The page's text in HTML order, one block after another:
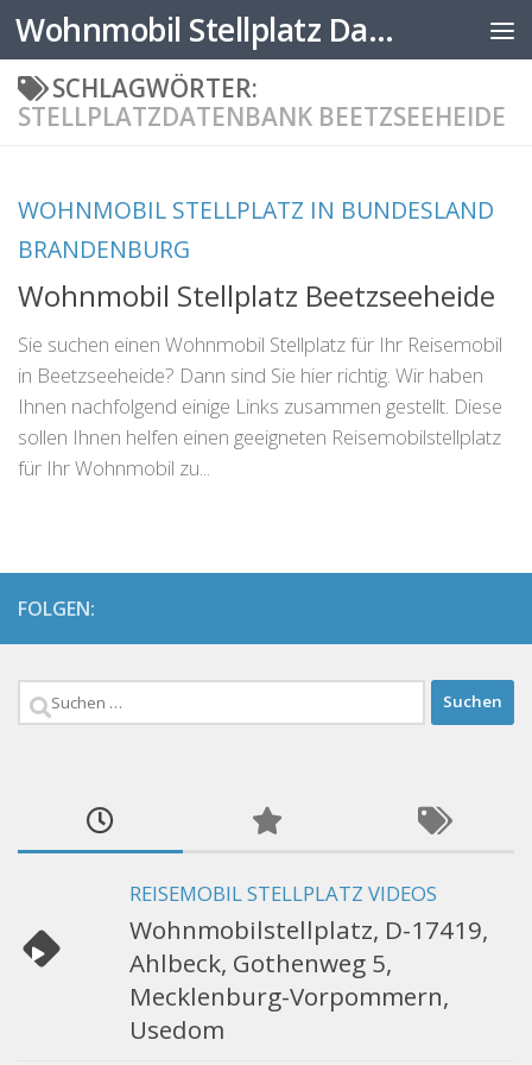
Zum Inhalt springen Wohnmobil Stellplatz Datenbank
SCHLAGWÖRTER:
STELLPLATZDATENBANK BEETZSEEHEIDE
WOHNMOBIL STELLPLATZ IN BUNDESLAND
BRANDENBURG
Wohnmobil Stellplatz Beetzseeheide
Sie suchen einen Wohnmobil Stellplatz für Ihr Reisemobil
in Beetzseeheide? Dann sind Sie hier richtig. Wir haben
Ihnen nachfolgend einige Links zusammen gestellt. Diese
sollen Ihnen helfen einen geeigneten Reisemobilstellplatz
für Ihr Wohnmobil zu...
FOLGEN:
Suchen
REISEMOBIL STELLPLATZ VIDEOS
Wohnmobilstellplatz, D-17419,
Ahlbeck, Gothenweg 5,
Mecklenburg-Vorpommern,
Usedom